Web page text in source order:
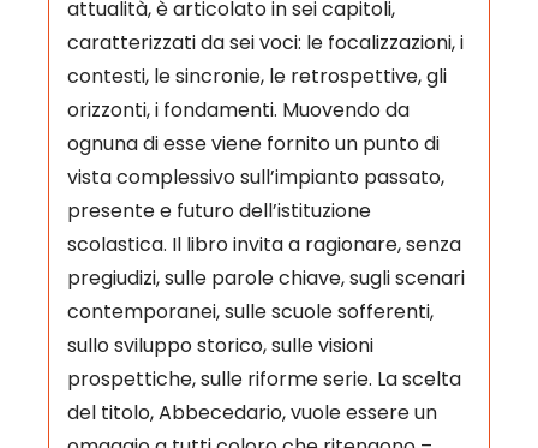
attualità, è articolato in sei capitoli,
caratterizzati da sei voci: le focalizzazioni, i
contesti, le sincronie, le retrospettive, gli
orizzonti, i fondamenti. Muovendo da
ognuna di esse viene fornito un punto di
vista complessivo sull’impianto passato,
presente e futuro dell’istituzione
scolastica. Il libro invita a ragionare, senza
pregiudizi, sulle parole chiave, sugli scenari
contemporanei, sulle scuole sofferenti,
sullo sviluppo storico, sulle visioni
prospettiche, sulle riforme serie. La scelta
del titolo, Abbecedario, vuole essere un